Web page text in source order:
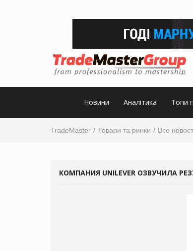
Новини Аналітика Топи
TradeMaster Товари та ринки Все
КОМПАНИЯ UNILEVER ОЗВУЧИЛА